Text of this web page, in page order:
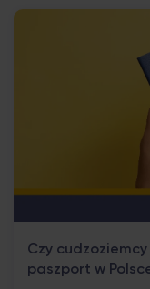
Czy
paszport w